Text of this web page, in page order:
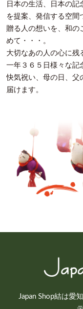
日本の生活、日本の記
を提案、発信する空間
贈る人の想いを、和の
めて・・・。
大切なあの人の心に残
一年３６５日様々な記
快気祝い、母の日、父
届けます。
Japan Shop結は愛